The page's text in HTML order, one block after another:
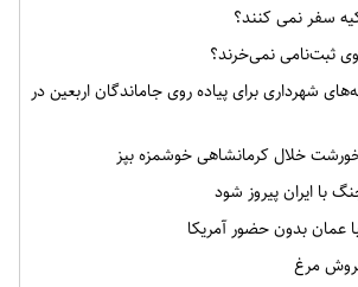
سفر نمی کنند؟
ثبت‌نامی نمی‌خرند؟
شهرداری برای پیاده روی جاماندگان اربعین در
خلال کرمانشاهی خوشمزه بپز
با ایران پیروز شود
عمان بدون حضور آمریکا
مرغ